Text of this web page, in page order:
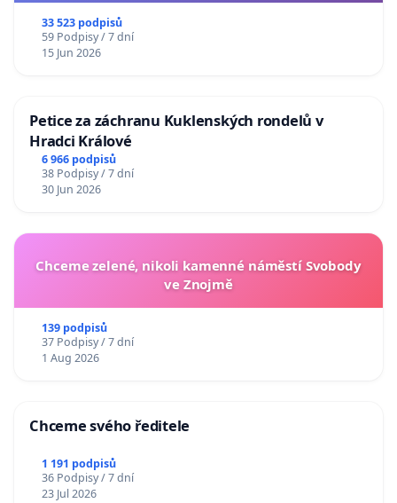
33 523 podpisů
59 Podpisy / 7 dní
15 Jun 2026
Petice za záchranu Kuklenských rondelů v
Hradci Králové
6 966 podpisů
38 Podpisy / 7 dní
30 Jun 2026
Chceme zelené, nikoli kamenné náměstí Svobody
ve Znojmě
139 podpisů
37 Podpisy / 7 dní
1 Aug 2026
Chceme svého ředitele
1 191 podpisů
36 Podpisy / 7 dní
23 Jul 2026